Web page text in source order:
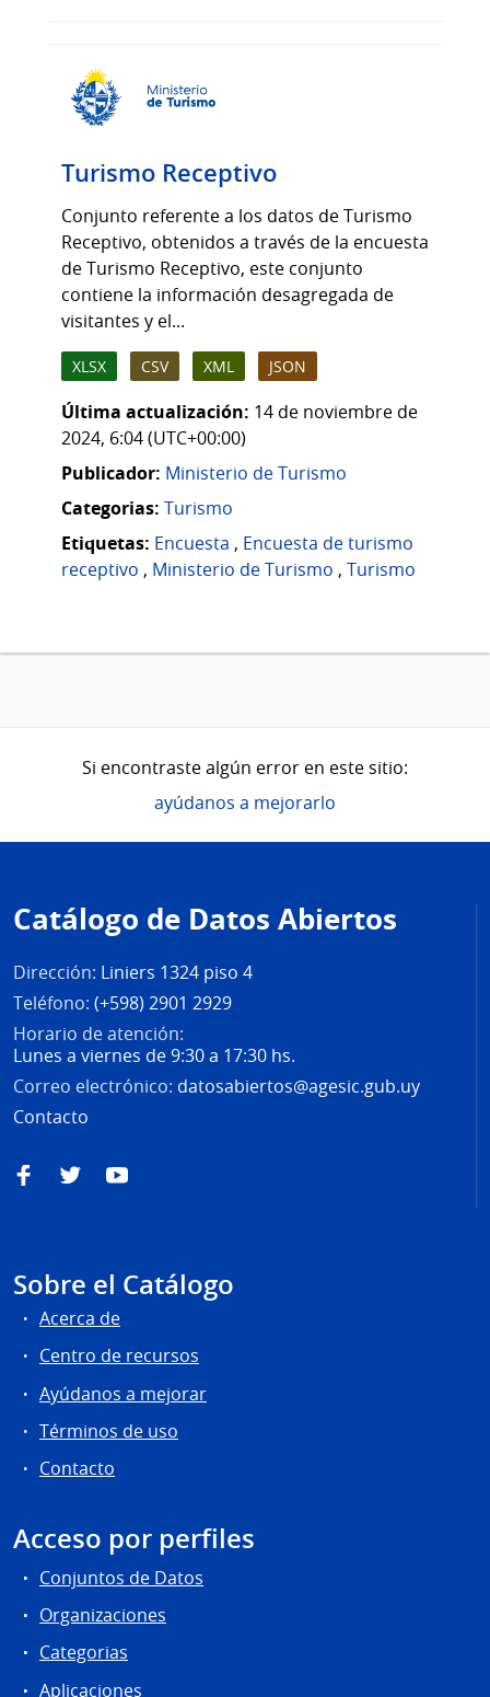
Turismo Receptivo
Conjunto referente a los datos de Turismo
Receptivo, obtenidos a través de la encuesta
de Turismo Receptivo, este conjunto
contiene la información desagregada de
visitantes y el...
XLSX CSV XML JSON
Última actualización: 14 de noviembre de
2024, 6:04 (UTC+00:00)
Publicador: Ministerio de Turismo
Categorias: Turismo
Etiquetas: Encuesta , Encuesta de turismo
receptivo , Ministerio de Turismo , Turismo
Si encontraste algún error en este sitio:
ayúdanos a mejorarlo
de
página
Catálogo de Datos Abiertos
Dirección: Liniers 1324 piso 4
Teléfono: (+598) 2901 2929
Horario de atención:
Lunes a viernes de 9:30 a 17:30 hs.
Correo electrónico: datosabiertos@agesic.gub.uy
Contacto
FacebookTwitterYouTube
Sobre el Catálogo
Acerca de
Centro de recursos
Ayúdanos a mejorar
Términos de uso
Contacto
Acceso por perfiles
Conjuntos de Datos
Organizaciones
Categorias
Aplicaciones